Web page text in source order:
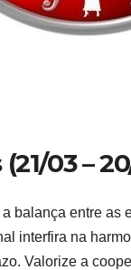
03 –
balança entre as
interfira na
Valorize a